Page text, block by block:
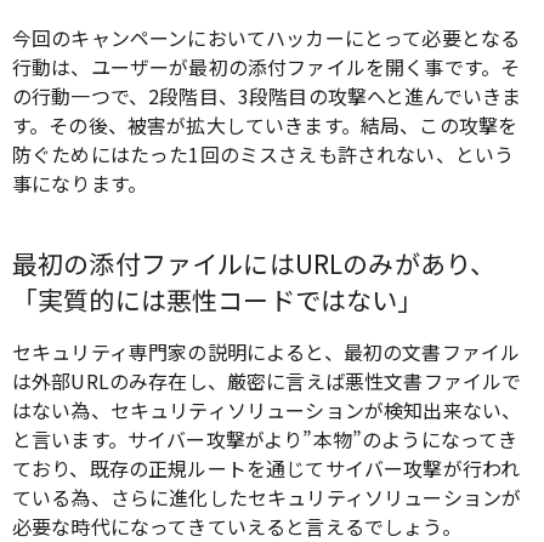
今回のキャンペーンにおいてハッカーにとって必要となる
行動は、ユーザーが最初の添付ファイルを開く事です。そ
の行動一つで、2段階目、3段階目の攻撃へと進んでいきま
す。その後、被害が拡大していきます。結局、この攻撃を
防ぐためにはたった1回のミスさえも許されない、という
事になります。
最初の添付ファイルにはURLのみがあり、
「実質的には悪性コードではない」
セキュリティ専門家の説明によると、最初の文書ファイル
は外部URLのみ存在し、厳密に言えば悪性文書ファイルで
はない為、セキュリティソリューションが検知出来ない、
と言います。サイバー攻撃がより”本物”のようになってき
ており、既存の正規ルートを通じてサイバー攻撃が行われ
ている為、さらに進化したセキュリティソリューションが
必要な時代になってきていえると言えるでしょう。